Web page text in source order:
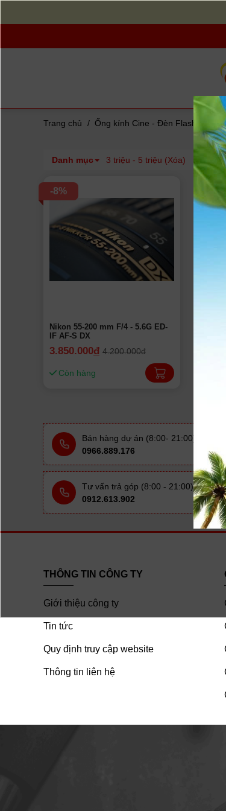
Trang chủ / Ống kính Cine - Đèn Flash - Lens
Danh mục 3 triệu - 5 triệu (Xóa)
-8%
Nikon 55-200 mm F/4 - 5.6G ED-
IF AF-S DX
3.850.000đ 4.200.000đ
Còn hàng
Bán hàng dự án (8:00- 21:00)
0966.889.176
Tư vấn trả góp (8:00 - 21:00):
0912.613.902
THÔNG TIN CÔNG TY
Giới thiệu công ty
Tin tức
Quy định truy cập website
Thông tin liên hệ